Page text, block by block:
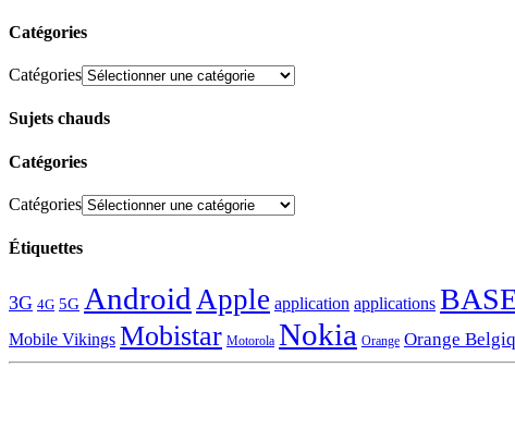
Catégories
Catégories
Sujets chauds
Catégories
Catégories
Étiquettes
3G 4G 5G Android Apple application applications
Mobile Vikings Mobistar Motorola Nokia Orange Orange